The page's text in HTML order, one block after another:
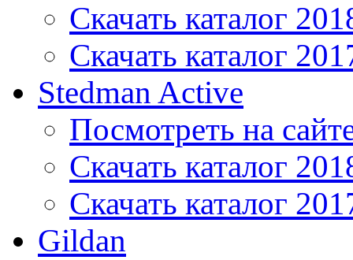
Скачать каталог
Скачать каталог
Stedman Active
Посмотреть на
Скачать каталог
Скачать каталог
Gildan